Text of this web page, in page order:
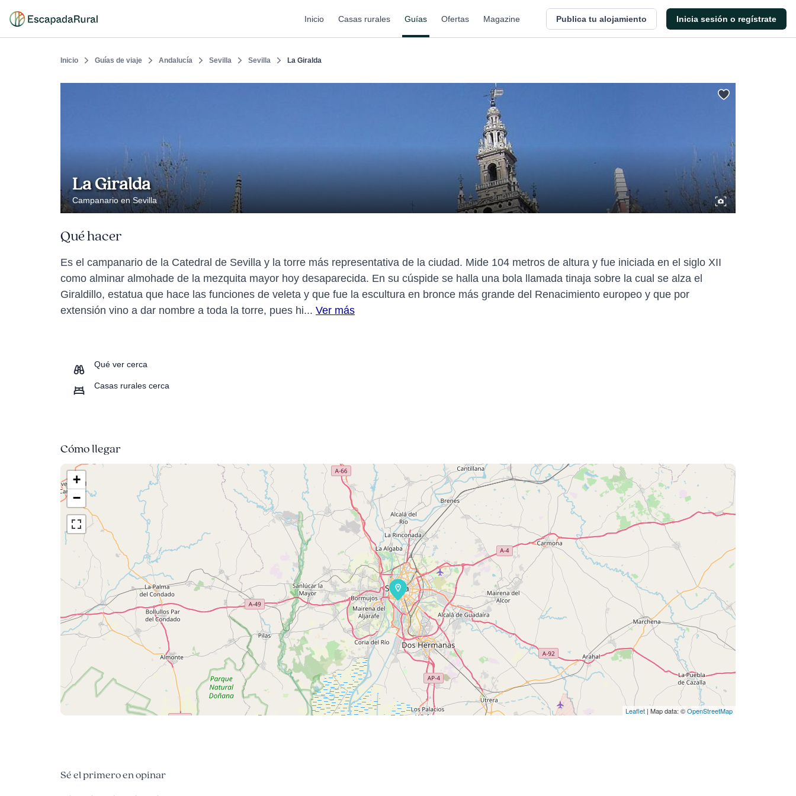
Inicio Casas rurales Guías Ofertas Magazine Publica tu alojamiento Inicia sesión o regístrate
Inicio Guías de viaje Andalucía Sevilla Sevilla La Giralda
La Giralda
Campanario en Sevilla
Qué hacer
Es el campanario de la Catedral de Sevilla y la torre más representativa de la ciudad. Mide 104 metros de altura y fue iniciada en el siglo XII
como alminar almohade de la mezquita mayor hoy desaparecida. En su cúspide se halla una bola llamada tinaja sobre la cual se alza el
Giraldillo, estatua que hace las funciones de veleta y que fue la escultura en bronce más grande del Renacimiento europeo y que por
extensión vino a dar nombre a toda la torre, pues hi... Ver más
Qué ver cerca
Casas rurales cerca
Cómo llegar
+
−
Leaflet | Map data: ©OpenStreetMap
Sé el primero en opinar